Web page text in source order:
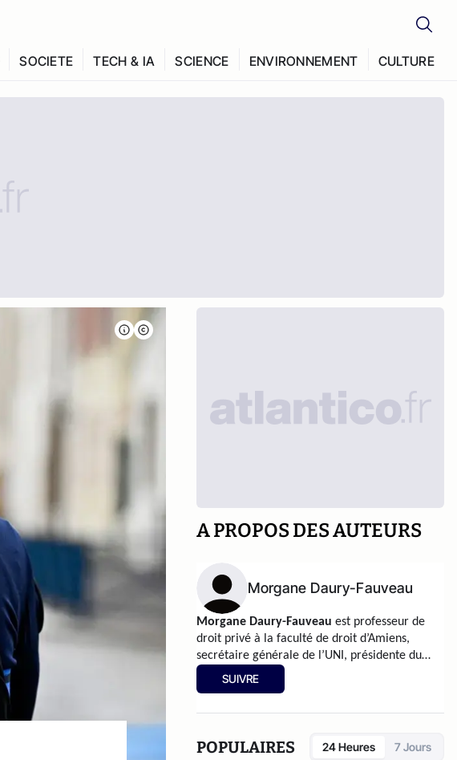
SOCIETE TECH & IA SCIENCE ENVIRONNEMENT CULTURE
A PROPOS DES AUTEURS
Morgane Daury-Fauveau
Morgane Daury-Fauveau est professeur de
droit privé à la faculté de droit d’Amiens,
secrétaire générale de l’UNI, présidente du
CERU.SUIVRE
POPULAIRES 24 Heures 7 Jours